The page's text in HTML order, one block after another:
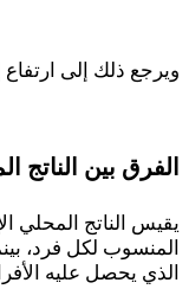
ويرجع ذلك إلى ارتفاع
الفرق بين الناتج
يقيس الناتج المحلي
المنسوب لكل فرد،
الذي يحصل عليه